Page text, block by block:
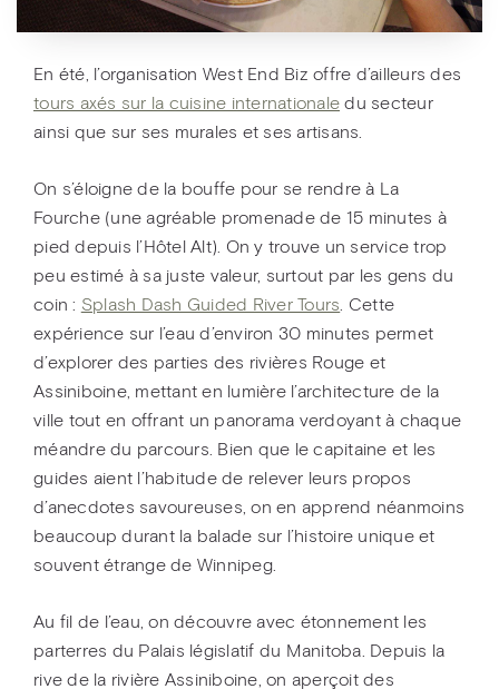
En été, l’organisation West End Biz offre d’ailleurs des
tours axés sur la cuisine internationale du secteur
ainsi que sur ses murales et ses artisans.
On s’éloigne de la bouffe pour se rendre à La
Fourche (une agréable promenade de 15 minutes à
pied depuis l’Hôtel Alt). On y trouve un service trop
peu estimé à sa juste valeur, surtout par les gens du
coin : Splash Dash Guided River Tours . Cette
expérience sur l’eau d’environ 30 minutes permet
d’explorer des parties des rivières Rouge et
Assiniboine, mettant en lumière l’architecture de la
ville tout en offrant un panorama verdoyant à chaque
méandre du parcours. Bien que le capitaine et les
guides aient l’habitude de relever leurs propos
d’anecdotes savoureuses, on en apprend néanmoins
beaucoup durant la balade sur l’histoire unique et
souvent étrange de Winnipeg.
Au fil de l’eau, on découvre avec étonnement les
parterres du Palais législatif du Manitoba. Depuis la
rive de la rivière Assiniboine, on aperçoit des